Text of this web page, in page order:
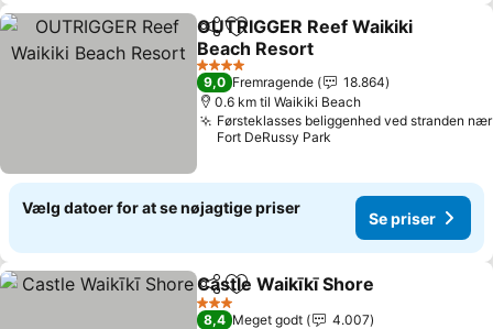
Del Føj til favoritter
OUTRIGGER Reef Waikiki
Beach Resort
4 Stjerner
9,0 Fremragende
18.864
0.6 km til Waikiki Beach
Førsteklasses beliggenhed ved stranden nær
Fort DeRussy Park
Vælg datoer for at se nøjagtige priser
Se priser
Del Føj til favoritter
Castle Waikīkī Shore
3 Stjerner
8,4 Meget godt
4.007